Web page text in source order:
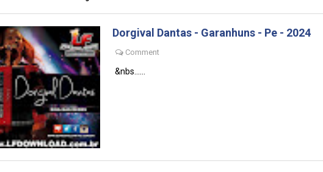
Dorgival Dantas - Garanhuns - Pe - 2024
Comment
&nbs......